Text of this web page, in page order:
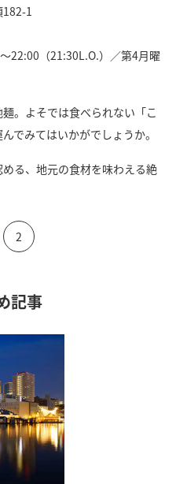
182-1
22:00（21:30L.O.）／第4月曜
。よそでは食べられない「こ
でみてはいかがでしょうか。
る、地元の食材を味わえる絶
2
記事